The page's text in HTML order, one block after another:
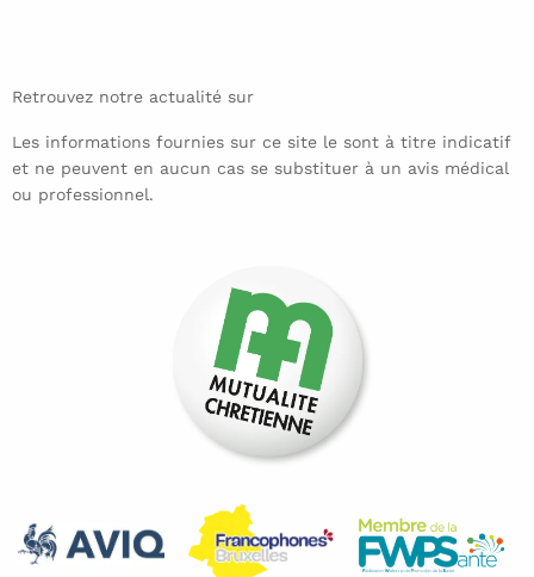
Retrouvez notre actualité sur
Les informations fournies sur ce site le sont à titre indicatif
et ne peuvent en aucun cas se substituer à un avis médical
ou professionnel.